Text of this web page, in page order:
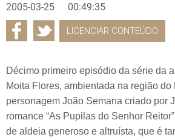
2005-03-25 00:49:35
LICENCIAR CONTEÚDO
Décimo primeiro episódio da série da
Moita Flores, ambientada na região
personagem João Semana criado por
romance “As Pupilas do Senhor
de aldeia generoso e altruísta, que é